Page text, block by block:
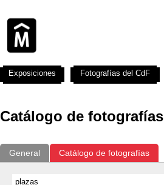
Catálogo de fotografías
General Catálogo de fotografías
Exposiciones Fotografías del CdF